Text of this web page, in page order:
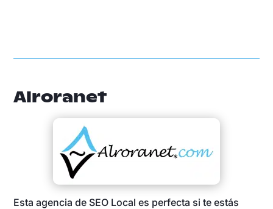
Alroranet
Esta agencia de SEO Local es perfecta si te estás